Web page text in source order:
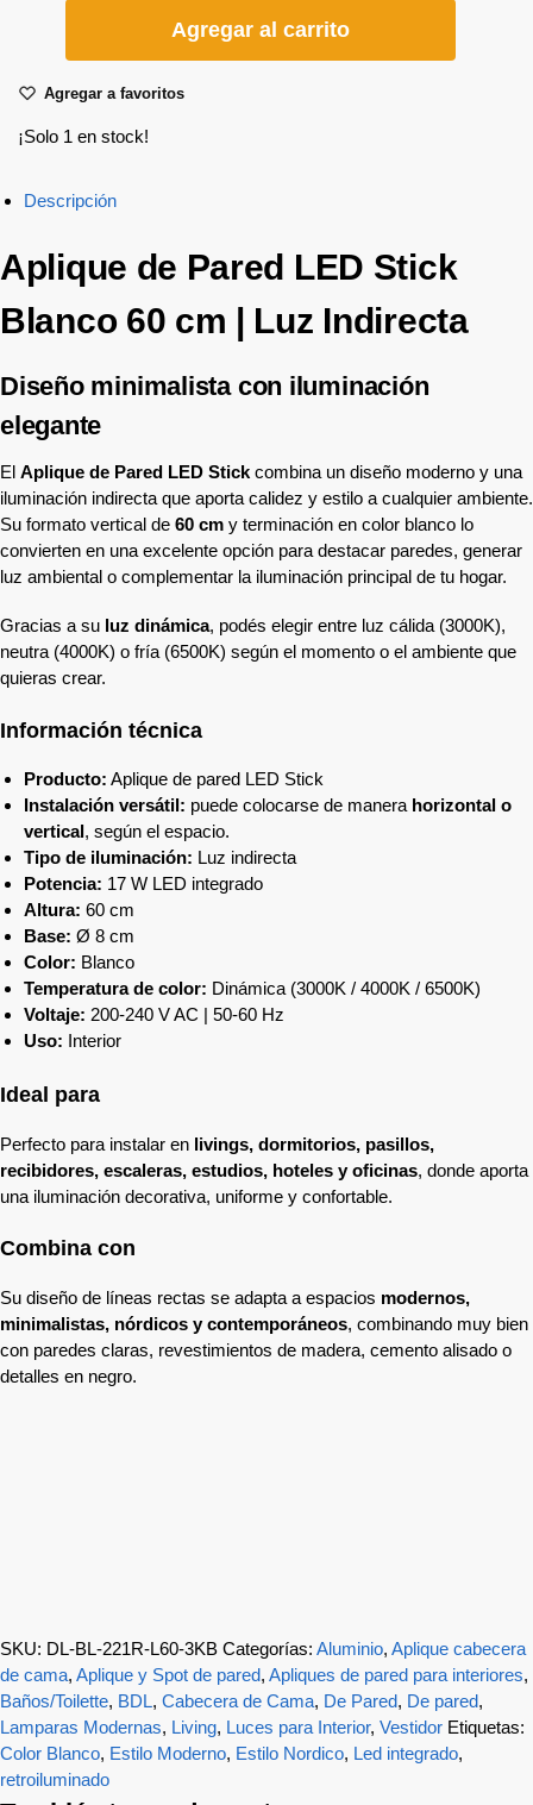
Agregar al carrito
Agregar a favoritos
¡Solo 1 en stock!
Descripción
Aplique de Pared LED Stick
Blanco 60 cm | Luz Indirecta
Diseño minimalista con iluminación
elegante
El Aplique de Pared LED Stick combina un diseño moderno y una
iluminación indirecta que aporta calidez y estilo a cualquier ambiente.
Su formato vertical de 60 cm y terminación en color blanco lo
convierten en una excelente opción para destacar paredes, generar
luz ambiental o complementar la iluminación principal de tu hogar.
Gracias a su luz dinámica, podés elegir entre luz cálida (3000K),
neutra (4000K) o fría (6500K) según el momento o el ambiente que
quieras crear.
Información técnica
Producto: Aplique de pared LED Stick
Instalación versátil: puede colocarse de manera horizontal o
vertical, según el espacio.
Tipo de iluminación: Luz indirecta
Potencia: 17 W LED integrado
Altura: 60 cm
Base: Ø 8 cm
Color: Blanco
Temperatura de color: Dinámica (3000K / 4000K / 6500K)
Voltaje: 200-240 V AC | 50-60 Hz
Uso: Interior
Ideal para
Perfecto para instalar en livings, dormitorios, pasillos,
recibidores, escaleras, estudios, hoteles y oficinas, donde aporta
una iluminación decorativa, uniforme y confortable.
Combina con
Su diseño de líneas rectas se adapta a espacios modernos,
minimalistas, nórdicos y contemporáneos, combinando muy bien
con paredes claras, revestimientos de madera, cemento alisado o
detalles en negro.
SKU: DL-BL-221R-L60-3KB Categorías: Aluminio, Aplique cabecera
de cama, Aplique y Spot de pared, Apliques de pared para interiores,
Baños/Toilette, BDL, Cabecera de Cama, De Pared, De pared,
Lamparas Modernas, Living, Luces para Interior, Vestidor Etiquetas:
Color Blanco, Estilo Moderno, Estilo Nordico, Led integrado,
retroiluminado